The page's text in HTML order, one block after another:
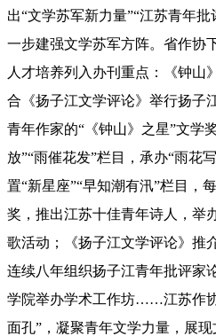
出“文学苏军新力量”“江苏青年
一步建强文学苏军方阵。省作协
人才培养列入办刊重点：《钟山
合《扬子江文学评论》举行扬子
青年作家的“《钟山》之星”文学
放”“雨催花发”栏目，承办“雨花
置“新星座”“早知潮有汛”栏目，
奖，推出江苏十佳青年诗人，举
歌活动；《扬子江文学评论》推
连续八年组织扬子江青年批评家
学院举办学术工作坊……江苏作
面孔”，凝聚青年文学力量，展